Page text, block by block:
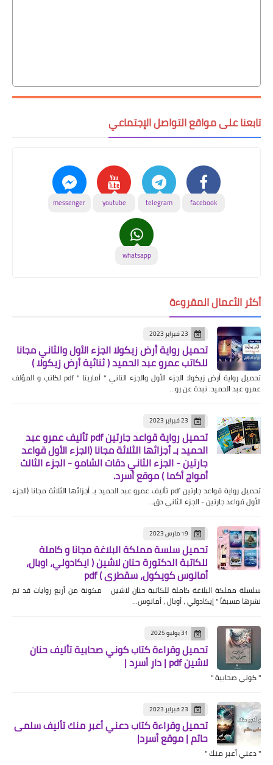
تابعنا على مواقع التواصل الإجتماعي
facebook
telegram
youtube
messenger
whatsapp
أكثر الأعمال المقروءة
23 فبراير 2023
تحميل رواية أرض زيكولا الجزء الأول والثاني مجانا
للكاتب عمرو عبد الحميد ( ثنائية أرض زيكولا )
تحميل رواية أرض زيكولا الجزء الأول والجزء التاني " أماريتا " pdf لكاتب و المؤلف
عمرو عبد الحميد. نبذة عن رو…
23 فبراير 2023
تحميل رواية قواعد جارتين pdf تأليف عمرو عبد
الحميد بـ أجزائها الثلاثة مجانا (الجزء الأول قواعد
جارتين - الجزء الثاني دقات الشامو - الجزء الثالث
أمواج أكما ) موقع أسرد.
تحميل رواية قواعد جارتين pdf تأليف عمرو عبد الحميد بـ أجزائها الثلاثة مجانا (الجزء
الأول قواعد جارتين - الجزء الثاني دق…
19 مارس 2023
تحميل سلسة مملكة البلاغة مجانا و كاملة
للكاتبة الدكتورة حنان لاشين ( ايكادولي، اوبال،
أمانوس كويكول، سقطري ) pdf
سلسلة مملكة البلاغة كاملة للكاتبة حنان لاشين مكونة من أربع روايات قد تم
نشرها مسبقاً " إيكادولي ، أوبال ، أمانوس…
31 يوليو 2025
تحميل وقراءة كتاب كوني صحابية تأليف حنان
لاشين pdf | دار أسرد |
" كوني صحابية "
23 فبراير 2023
تحميل وقراءة كتاب دعني أعبر منك تأليف سلمى
حاتم | موقع أسرد|
" دعني أعبر منك "